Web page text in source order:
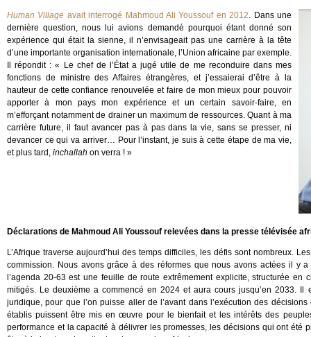
Human Village avait interrogé Mahmoud Ali Youssouf en 2012. Dans une
dernière question, nous lui avions demandé pourquoi étant donné son
expérience qui était la sienne, il n’envisageait pas une carrière à la tête
d’une importante organisation internationale, l’Union africaine par exemple.
Il répondit : « Le chef de l’État a jugé utile de me reconduire dans mes
fonctions de ministre des Affaires étrangères, et j’essaierai d’être à la
hauteur de cette confiance renouvelée et faire de mon mieux pour pouvoir
apporter à mon pays mon expérience et un certain savoir-faire, en
m’efforçant notamment de drainer un maximum de ressources. Quant à ma
carrière future, il faut avancer pas à pas dans la vie, sans se presser, ni
devancer ce qui va arriver… Pour l’instant, je suis à cette étape de ma vie,
et plus tard, inchallah on verra ! »
Déclarations de Mahmoud Ali Youssouf relevées dans la presse télévisée
L’Afrique traverse aujourd’hui des temps difficiles, les défis sont nombreux.
commission. Nous avons grâce à des réformes que nous avons actées il y
l’agenda 20-63 est une feuille de route extrêmement explicite, structurée
mitigés. Le deuxième a commencé en 2024 et aura cours jusqu’en 2033.
juridique, pour que l’on puisse aller de l’avant dans l’exécution des
établis puissent être mis en œuvre pour le bienfait et les intérêts des
performance et la capacité à délivrer les promesses, les décisions qui ont été